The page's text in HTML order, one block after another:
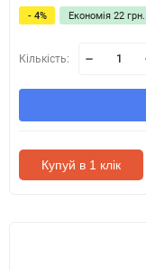
- 4% Економія 22 грн.
Кількість:
Купуй в 1 клік